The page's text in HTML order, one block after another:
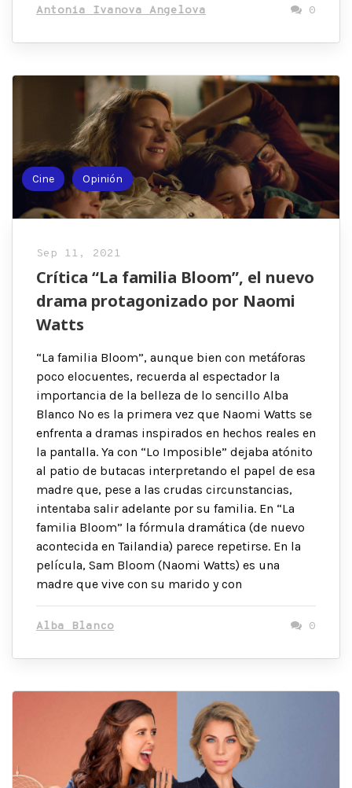
Antonia Ivanova Angelova 0
Cine Opinión
Sep 11, 2021
Crítica “La familia Bloom”, el nuevo
drama protagonizado por Naomi
Watts
“La familia Bloom”, aunque bien con metáforas
poco elocuentes, recuerda al espectador la
importancia de la belleza de lo sencillo Alba
Blanco No es la primera vez que Naomi Watts se
enfrenta a dramas inspirados en hechos reales en
la pantalla. Ya con “Lo Imposible” dejaba atónito
al patio de butacas interpretando el papel de esa
madre que, pese a las crudas circunstancias,
intentaba salir adelante por su familia. En “La
familia Bloom” la fórmula dramática (de nuevo
acontecida en Tailandia) parece repetirse. En la
película, Sam Bloom (Naomi Watts) es una
madre que vive con su marido y con
Alba Blanco 0